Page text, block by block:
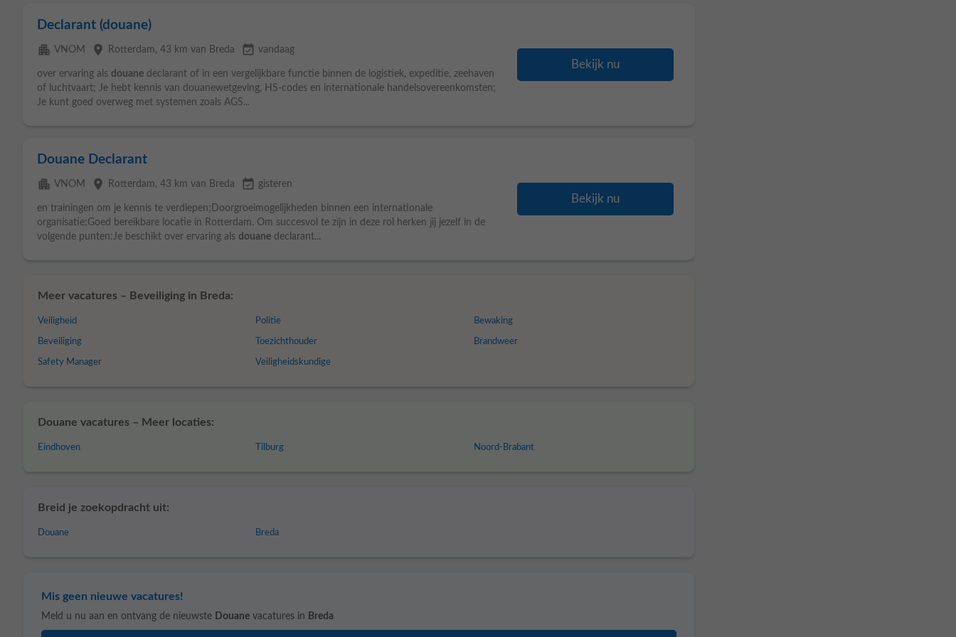
Declarant (douane)
apartment VNOM place Rotterdam, 43 km van Breda event_available vandaag
over ervaring als douane declarant of in een vergelijkbare functie binnen de logistiek, expeditie, zeehaven
of luchtvaart; Je hebt kennis van douanewetgeving, HS-codes en internationale handelsovereenkomsten;
Je kunt goed overweg met systemen zoals AGS...
Bekijk nu
Douane Declarant
apartment VNOM place Rotterdam, 43 km van Breda event_available gisteren
en trainingen om je kennis te verdiepen;Doorgroeimogelijkheden binnen een internationale
organisatie;Goed bereikbare locatie in Rotterdam. Om succesvol te zijn in deze rol herken jij jezelf in de
volgende punten:Je beschikt over ervaring als douane declarant...
Bekijk nu
Meer vacatures – Beveiliging in Breda:
Veiligheid
Beveiliging
Safety Manager
Politie
Toezichthouder
Veiligheidskundige
Bewaking
Brandweer
Douane vacatures – Meer locaties:
Eindhoven Tilburg Noord-Brabant
Breid je zoekopdracht uit:
Douane Breda
Mis geen nieuwe vacatures!
Meld u nu aan en ontvang de nieuwste Douane vacatures in Breda